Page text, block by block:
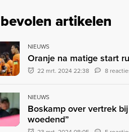
artikelen
NIEUWS
Oranje na matige start
22 mrt. 2024 22:38 8
NIEUWS
Boskamp over vertrek
woedend”